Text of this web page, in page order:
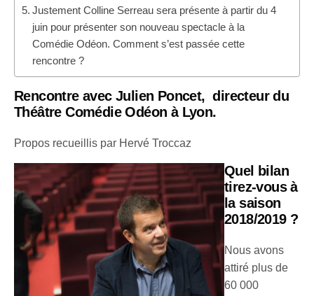
Justement Colline Serreau sera présente à partir du 4
juin pour présenter son nouveau spectacle à la
Comédie Odéon. Comment s’est passée cette
rencontre ?
Rencontre avec Julien Poncet, directeur du
Théâtre Comédie Odéon à Lyon.
Propos recueillis par Hervé Troccaz
Quel bilan
tirez-vous à
la saison
2018/2019 ?
Nous avons
attiré plus de
60 000